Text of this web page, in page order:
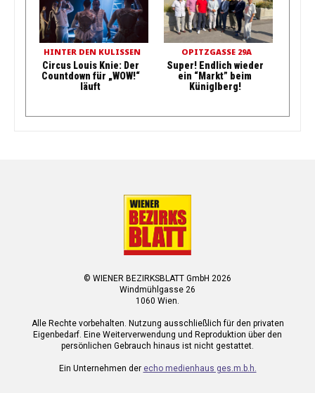
HINTER DEN KULISSEN
Circus Louis Knie: Der
Countdown für „WOW!“
läuft
OPITZGASSE 29A
Super! Endlich wieder
ein “Markt” beim
Küniglberg!
© WIENER BEZIRKSBLATT GmbH 2026
Windmühlgasse 26
1060 Wien.
Alle Rechte vorbehalten. Nutzung ausschließlich für den privaten
Eigenbedarf. Eine Weiterverwendung und Reproduktion über den
persönlichen Gebrauch hinaus ist nicht gestattet.
Ein Unternehmen der echo medienhaus ges.m.b.h.